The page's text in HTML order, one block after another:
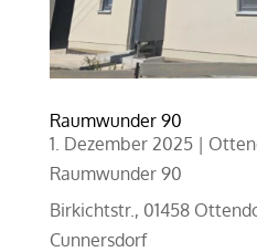
Raumwunder 90
1. Dezember 2025|
Raumwunder 90
Birkichtstr., 01458
Cunnersdorf